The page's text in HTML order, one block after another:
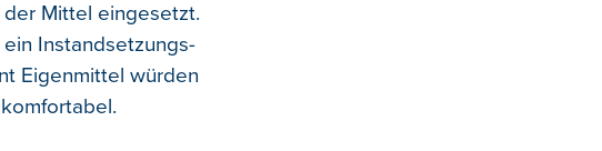
Mittel eingesetzt.
Instandsetzungs-
Eigenmittel würden